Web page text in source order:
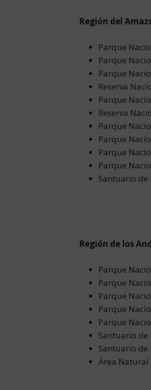
Región del
Parque
Parque
Parque
Reserva
Parque
Reserva
Parque
Parque
Parque
Parque
Santuario de
Región de los
Parque
Parque
Parque
Parque
Parque
Santuario de
Santuario de
Área Natural